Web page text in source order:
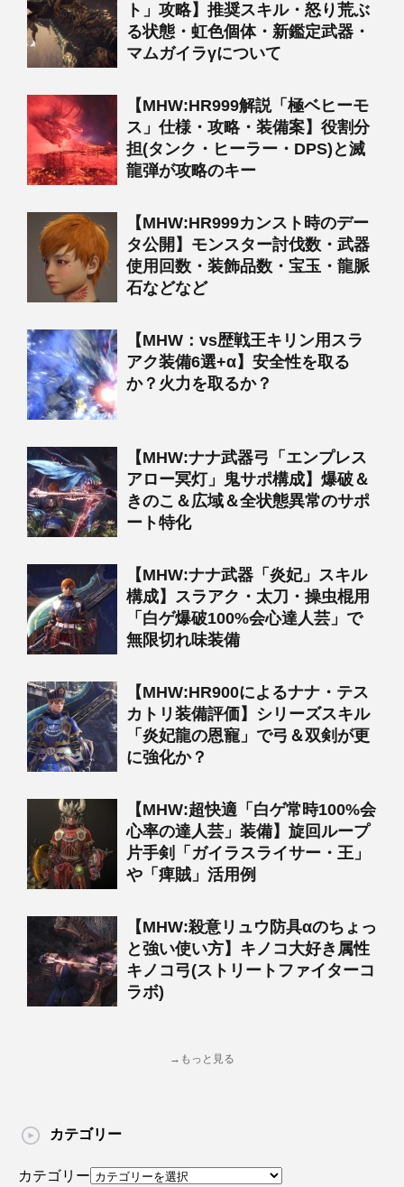
ト」攻略】推奨スキル・怒り荒ぶ
る状態・虹色個体・新鑑定武器・
マムガイラγについて
【MHW:HR999解説「極ベヒーモ
ス」仕様・攻略・装備案】役割分
担(タンク・ヒーラー・DPS)と滅
龍弾が攻略のキー
【MHW:HR999カンスト時のデー
タ公開】モンスター討伐数・武器
使用回数・装飾品数・宝玉・龍脈
石などなど
【MHW：vs歴戦王キリン用スラ
アク装備6選+α】安全性を取る
か？火力を取るか？
【MHW:ナナ武器弓「エンプレス
アロー冥灯」鬼サポ構成】爆破＆
きのこ＆広域＆全状態異常のサポ
ート特化
【MHW:ナナ武器「炎妃」スキル
構成】スラアク・太刀・操虫棍用
「白ゲ爆破100%会心達人芸」で
無限切れ味装備
【MHW:HR900によるナナ・テス
カトリ装備評価】シリーズスキル
「炎妃龍の恩寵」で弓＆双剣が更
に強化か？
【MHW:超快適「白ゲ常時100%会
心率の達人芸」装備】旋回ループ
片手剣「ガイラスライサー・王」
や「痺賊」活用例
【MHW:殺意リュウ防具αのちょっ
と強い使い方】キノコ大好き属性
キノコ弓(ストリートファイターコ
ラボ)
→もっと見る
カテゴリー
カテゴリー